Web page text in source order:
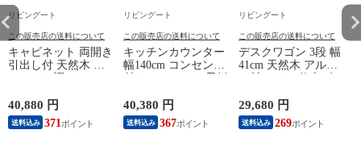
リビングート
この販売店の送料について
キャビネット 両開き
引出し付 天然木 エ
収納 食器棚 収納 キ
ッチン 飾り棚 完成
品 キッチンキャビネ
40,880 円
送料込み 371
リビングート
この販売店の送料について
キッチンカウンター
幅140cm コンセント
ー 作業台 家電ラッ
ク 収納 可動棚 お掃
除ロボット対応 食器
40,380 円
送料込み 367
リビングート
この販売店の送料について
デスクワゴン 3段 幅
41cm 天然木 アルダ
ワゴン 袖机 収納 キ
ャスター付き ワゴン
脇机 シンプル デス
29,680 円
送料込み 269